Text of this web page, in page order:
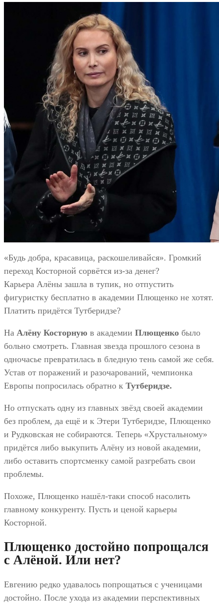
«Будь добра, красавица, раскошеливайся». Громкий
переход Косторной сорвётся из-за денег?
Карьера Алёны зашла в тупик, но отпустить
фигуристку бесплатно в академии Плющенко не хотят.
Платить придётся Тутберидзе?
На Алёну Косторную в академии Плющенко было
больно смотреть. Главная звезда прошлого сезона в
одночасье превратилась в бледную тень самой же себя.
Устав от поражений и разочарований, чемпионка
Европы попросилась обратно к Тутберидзе.
Но отпускать одну из главных звёзд своей академии
без проблем, да ещё и к Этери Тутберидзе, Плющенко
и Рудковская не собираются. Теперь «Хрустальному»
придётся либо выкупить Алёну из новой академии,
либо оставить спортсменку самой разгребать свои
проблемы.
Похоже, Плющенко нашёл-таки способ насолить
главному конкуренту. Пусть и ценой карьеры
Косторной.
Плющенко достойно попрощался
с Алёной. Или нет?
Евгению редко удавалось попрощаться с ученицами
достойно. После ухода из академии перспективных